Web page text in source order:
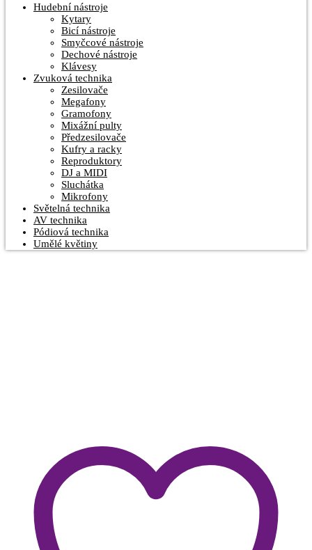
Hudební nástroje
Kytary
Bicí nástroje
Smyčcové nástroje
Dechové nástroje
Klávesy
Zvuková technika
Zesilovače
Megafony
Gramofony
Mixážní pulty
Předzesilovače
Kufry a racky
Reproduktory
DJ a MIDI
Sluchátka
Mikrofony
Světelná technika
AV technika
Pódiová technika
Umělé květiny